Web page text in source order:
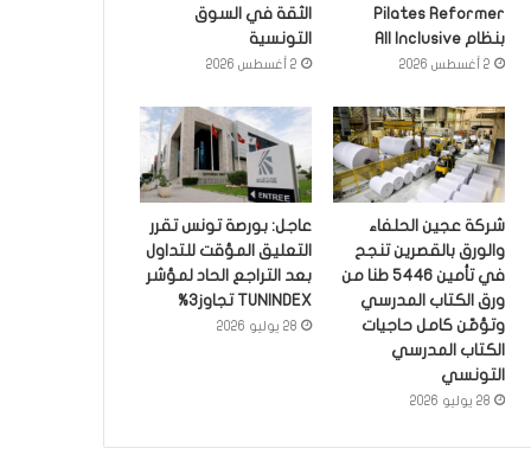
Pilates Reformer
بنظام All Inclusive
2 أغسطس 2026
الثقة في السوق
التونسية
2 أغسطس 2026
شركة عجين الحلفاء
والورق بالقصرين تنجح
في تأمين 5446 طنا من
ورق الكتاب المدرسي
وتؤمّن كامل حاجيات
الكتاب المدرسي
التونسي
28 يوليو 2026
عاجل: بورصة تونس تقرر
التعليق المؤقت للتداول
بعد التراجع الحاد لمؤشر
TUNINDEX تجاوز3%
28 يوليو 2026